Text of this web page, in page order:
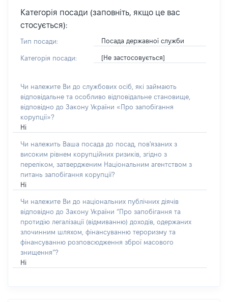
Категорія посади (заповніть, якщо це вас
стосується):
Тип посади: Посада державної служби
Категорія посади: [Не застосовується]
Чи належите Ви до службових осіб, які займають
відповідальне та особливо відповідальне становище,
відповідно до Закону України «Про запобігання
корупції»?
Ні
Чи належить Ваша посада до посад, пов'язаних з
високим рівнем корупційних ризиків, згідно з
переліком, затвердженим Національним агентством з
питань запобігання корупції?
Ні
Чи належите Ви до національних публічних діячів
відповідно до Закону України “Про запобігання та
протидію легалізації (відмиванню) доходів, одержаних
злочинним шляхом, фінансуванню тероризму та
фінансуванню розповсюдження зброї масового
знищення”?
Ні